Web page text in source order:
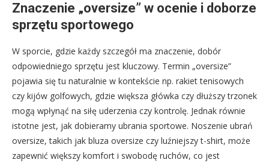
Znaczenie „oversize” w ocenie i doborze
sprzętu sportowego
W sporcie, gdzie każdy szczegół ma znaczenie, dobór
odpowiedniego sprzętu jest kluczowy. Termin „oversize”
pojawia się tu naturalnie w kontekście np. rakiet tenisowych
czy kijów golfowych, gdzie większa główka czy dłuższy trzonek
mogą wpłynąć na siłę uderzenia czy kontrolę. Jednak równie
istotne jest, jak dobieramy ubrania sportowe. Noszenie ubrań
oversize, takich jak bluza oversize czy luźniejszy t-shirt, może
zapewnić większy komfort i swobodę ruchów, co jest